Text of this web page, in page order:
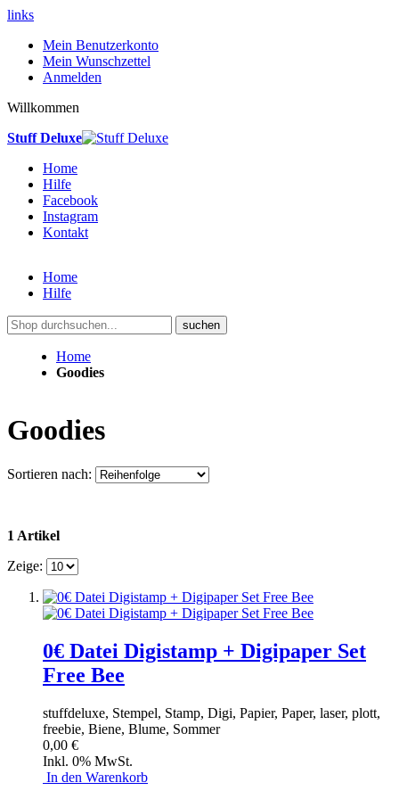
links
Mein Benutzerkonto
Mein Wunschzettel
Anmelden
Willkommen
Stuff Deluxe
Home
Hilfe
Facebook
Instagram
Kontakt
Home
Hilfe
suchen
Home
Goodies
Goodies
Sortieren nach:
1 Artikel
Zeige:
0€ Datei Digistamp + Digipaper Set
Free Bee
stuffdeluxe, Stempel, Stamp, Digi, Papier, Paper, laser, plott,
freebie, Biene, Blume, Sommer
0,00 €
Inkl. 0% MwSt.
In den Warenkorb